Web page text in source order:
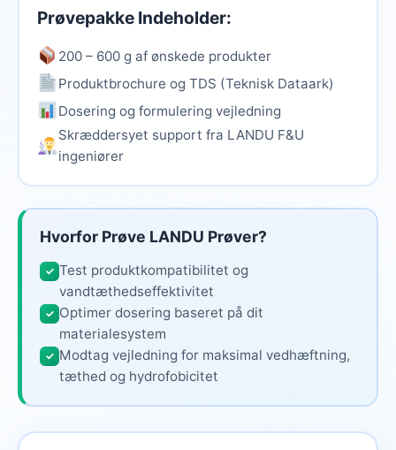
Prøvepakke Indeholder:
200 – 600 g af ønskede produkter
Produktbrochure og TDS (Teknisk Dataark)
Dosering og formulering vejledning
Skræddersyet support fra LANDU F&U
ingeniører
Hvorfor Prøve LANDU Prøver?
✓ Test produktkompatibilitet og
vandtæthedseffektivitet
✓ Optimer dosering baseret på dit
materialesystem
✓ Modtag vejledning for maksimal vedhæftning,
tæthed og hydrofobicitet